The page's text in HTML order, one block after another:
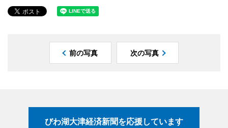
前の写真 次の写真
びわ湖大津経済新聞を応援しています